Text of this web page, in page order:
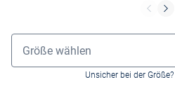
Größenauswahl
Größe wählen
Unsicher bei der Größe?